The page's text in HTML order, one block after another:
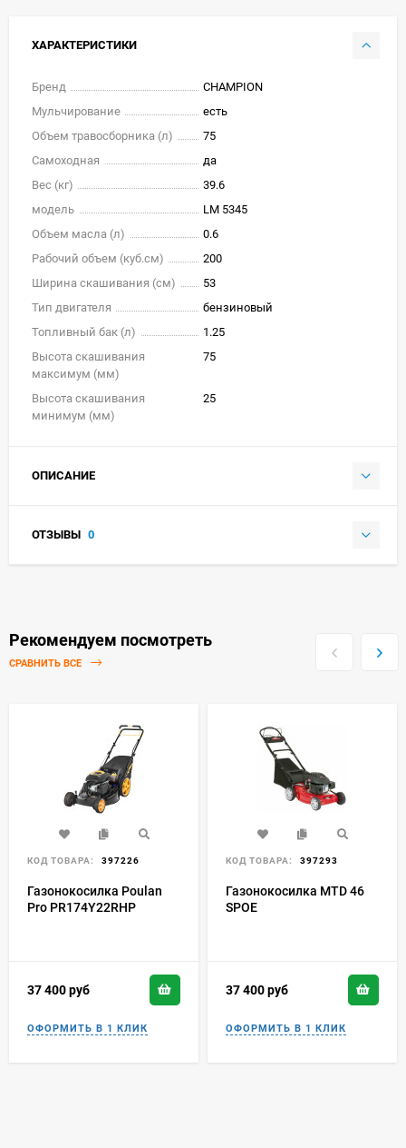
ХАРАКТЕРИСТИКИ
Бренд
CHAMPION
Мульчирование
есть
Объем травосборника (л)
75
Самоходная
да
Вес (кг)
39.6
модель
LM 5345
Объем масла (л)
0.6
Рабочий объем (куб.см)
200
Ширина скашивания (см)
53
Тип двигателя
бензиновый
Топливный бак (л)
1.25
Высота скашивания
максимум (мм)
75
Высота скашивания
минимум (мм)
25
ОПИСАНИЕ
ОТЗЫВЫ 0
Рекомендуем посмотреть
СРАВНИТЬ ВСЕ
КОД ТОВАРА: 397226
Газонокосилка Poulan
Pro PR174Y22RHP
37 400руб
КОД ТОВАРА: 397293
Газонокосилка MTD 46
SPOE
37 400руб